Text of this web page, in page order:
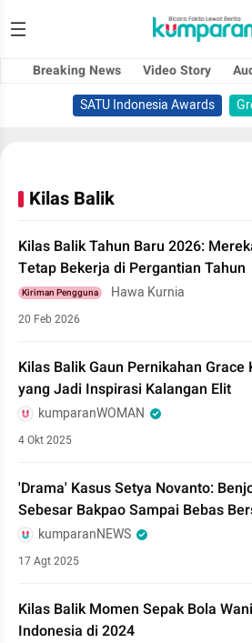
Breaking News Video Story
SATU Indonesia Awards
Kilas Balik
Kilas Balik Tahun Baru 2026:
Tetap Bekerja di Pergantian Tahun
Kiriman Pengguna Hawa Kurnia
20 Feb 2026
Kilas Balik Gaun Pernikahan Grace
yang Jadi Inspirasi Kalangan Elit
kumparanWOMAN
4 Okt 2025
'Drama' Kasus Setya Novanto:
Sebesar Bakpao Sampai Bebas
kumparanNEWS
17 Agt 2025
Kilas Balik Momen Sepak Bola
Indonesia di 2024